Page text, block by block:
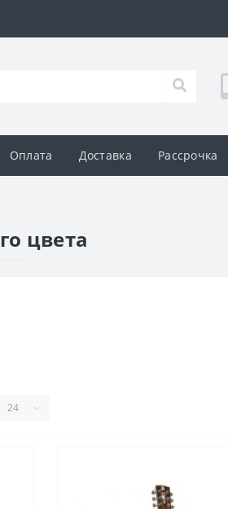
Оплата Доставка Рассрочка
цвета